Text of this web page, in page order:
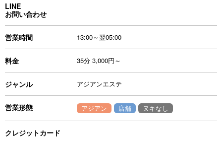
LINE
お問い合わせ
営業時間 13:00～翌05:00
料金 35分 3,000円～
ジャンル アジアンエステ
営業形態 アジアン 店舗 ヌキなし
クレジットカード